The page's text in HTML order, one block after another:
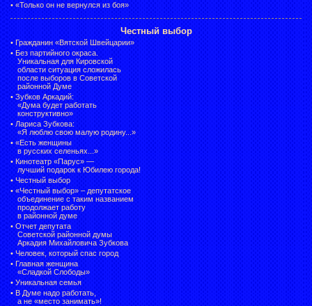
• «Только он не вернулся из боя»
Честный выбор
• Гражданин «Вятской Швейцарии»
• Без партийного окраса.
Уникальная для Кировской
области ситуация сложилась
после выборов в Советской
районной Думе
• Зубков Аркадий:
«Дума будет работать
конструктивно»
• Лариса Зубкова:
«Я люблю свою малую родину...»
• «Есть женщины
в русских селеньях...»
• Кинотеатр «Парус» —
лучший подарок к Юбилею города!
• Честный выбор
• «Честный выбор» – депутатское
объединение с таким названием
продолжает работу
в районной думе
• Отчет депутата
Советской районной думы
Аркадия Михайловича Зубкова
• Человек, который спас город
• Главная женщина
«Сладкой Слободы»
• Уникальная семья
• В Думе надо работать,
а не «место занимать»!